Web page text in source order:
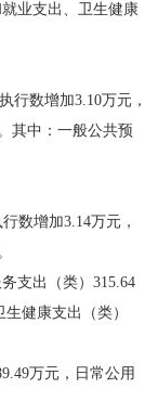
业支出、卫生健康
行数增加3.10万元，
其中：一般公共预
数增加3.14万元，
支出（类）315.64
健康支出（类）
万元，日常公用